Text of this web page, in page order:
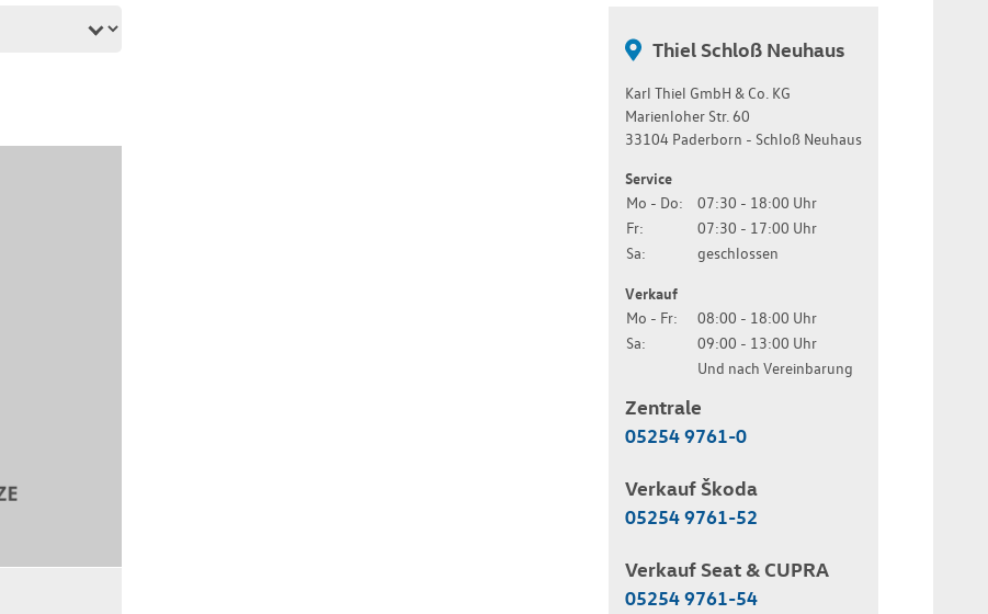
Thiel Schloß Neuhaus
Karl Thiel GmbH & Co. KG
Marienloher Str. 60
33104 Paderborn - Schloß Neuhaus
Service
Mo - Do:
07:30 - 18:00 Uhr
Fr:
07:30 - 17:00 Uhr
Sa:
geschlossen
Verkauf
Mo - Fr:
08:00 - 18:00 Uhr
Sa:
09:00 - 13:00 Uhr
Und nach Vereinbarung
Zentrale
05254 9761-0
Verkauf Škoda
05254 9761-52
Verkauf Seat & CUPRA
05254 9761-54